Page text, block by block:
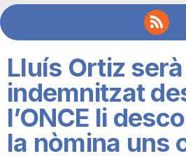
C
Lluís Ortiz serà
indemnitzat
l’ONCE li
la nòmina uns